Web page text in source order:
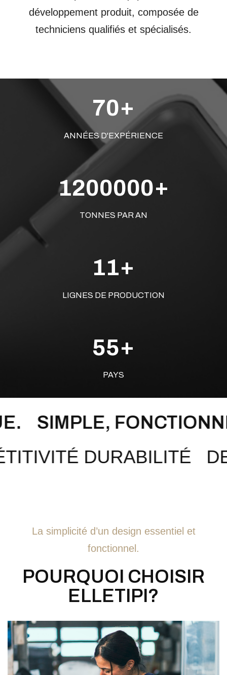
développement produit, composée de
techniciens qualifiés et spécialisés.
70+
ANNÉES D'EXPÉRIENCE
1200000+
TONNES PAR AN
11+
LIGNES DE PRODUCTION
55+
PAYS
FONCTIONNEL,
COMPÉTITIVITÉ
La simplicité d’un design essentiel et
fonctionnel.
POURQUOI CHOISIR
ELLETIPI?